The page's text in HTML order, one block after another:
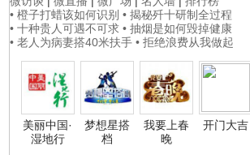
• 橙子打蜡该如何识别 • 揭秘歼十研制全过程
• 十种贵人可遇不可求 • 抽烟是如何毁掉健康
• 老人为病妻搭40米扶手 • 拒绝浪费从我做起
美丽中国·
湿地行
梦想星搭
档
我要上春
晚
开门大吉